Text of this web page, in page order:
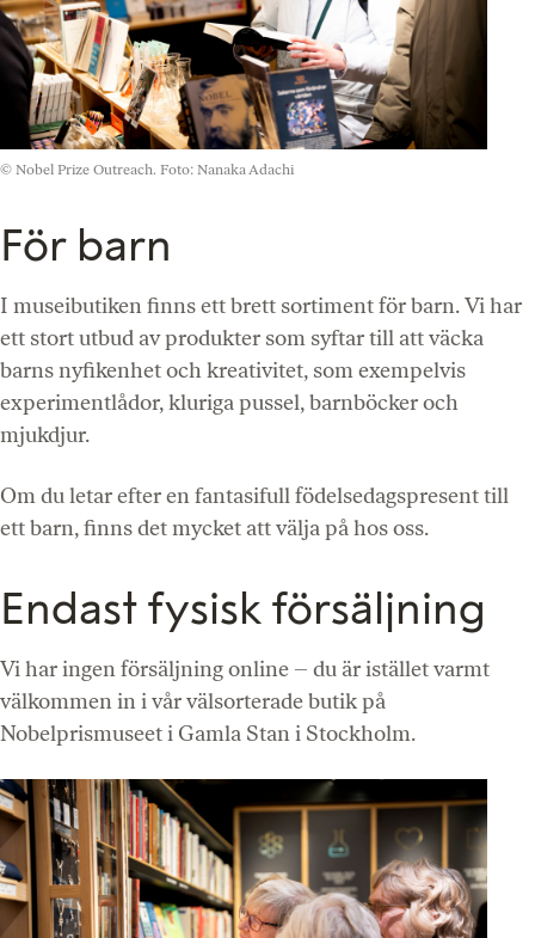
© Nobel Prize Outreach. Foto: Nanaka Adachi
För barn
I museibutiken finns ett brett sortiment för barn. Vi har
ett stort utbud av produkter som syftar till att väcka
barns nyfikenhet och kreativitet, som exempelvis
experimentlådor, kluriga pussel, barnböcker och
mjukdjur.
Om du letar efter en fantasifull födelsedagspresent till
ett barn, finns det mycket att välja på hos oss.
Endast fysisk försäljning
Vi har ingen försäljning online – du är istället varmt
välkommen in i vår välsorterade butik på
Nobelprismuseet i Gamla Stan i Stockholm.